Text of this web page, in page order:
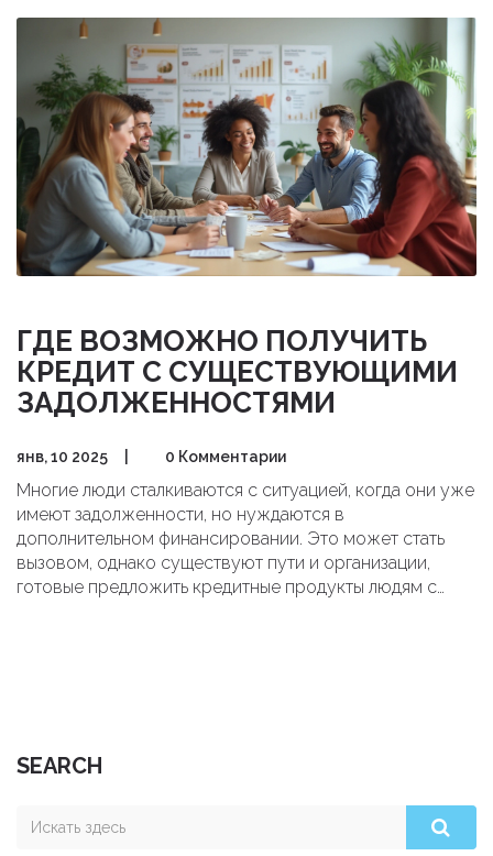
получение кредита.
ГДЕ ВОЗМОЖНО ПОЛУЧИТЬ
КРЕДИТ С СУЩЕСТВУЮЩИМИ
ЗАДОЛЖЕННОСТЯМИ
янв, 10 2025 0 Комментарии
Многие люди сталкиваются с ситуацией, когда они уже
имеют задолженности, но нуждаются в
дополнительном финансировании. Это может стать
вызовом, однако существуют пути и организации,
готовые предложить кредитные продукты людям с
SEARCH